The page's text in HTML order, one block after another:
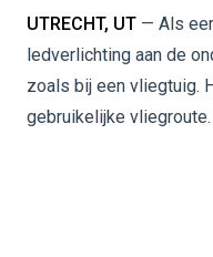
UTRECHT, UT — Als
ledverlichting aan de
zoals bij een vliegtuig.
gebruikelijke vliegroute.